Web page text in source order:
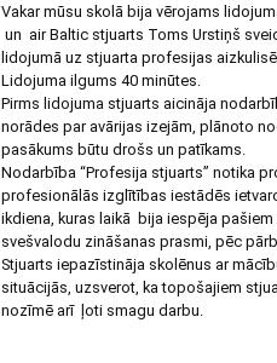
Vakar mūsu skolā bija vērojams
un air Baltic stjuarts Toms Urstiņš
lidojumā uz stjuarta profesijas
Lidojuma ilgums 40 minūtes.
Pirms lidojuma stjuarts aicināja
norādes par avārijas izejām, plānoto
pasākums būtu drošs un patīkams.
Nodarbība “Profesija stjuarts” notika
profesionālās izglītības iestādēs
ikdiena, kuras laikā bija iespēja
svešvalodu zināšanas prasmi, pēc
Stjuarts iepazīstināja skolēnus ar
situācijās, uzsverot, ka topošajiem
nozīmē arī ļoti smagu darbu.